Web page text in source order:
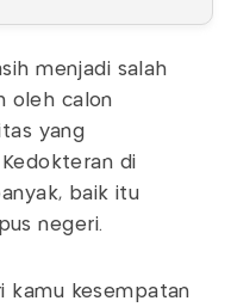
menjadi salah
oleh calon
yang
di
baik itu
negeri.
kamu kesempatan